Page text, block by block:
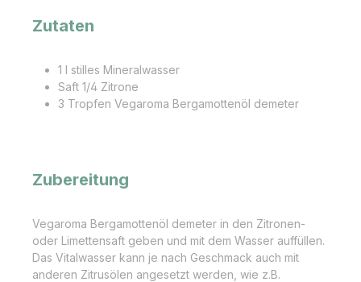
Zutaten
1 l stilles Mineralwasser
Saft 1/4 Zitrone
3 Tropfen Vegaroma Bergamottenöl demeter
Zubereitung
Vegaroma Bergamottenöl demeter in den Zitronen-
oder Limettensaft geben und mit dem Wasser auffüllen.
Das Vitalwasser kann je nach Geschmack auch mit
anderen Zitrusölen angesetzt werden, wie z.B.